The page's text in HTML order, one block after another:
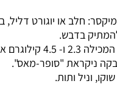
חלב או יוגורט דליל,
בדבש.
: אריזה המכילה 2.3
וניל ותות.